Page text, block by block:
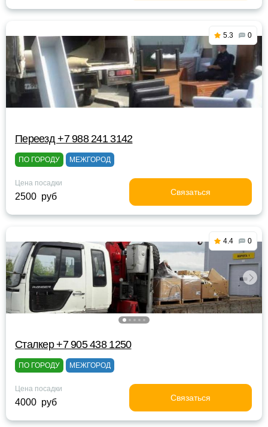
5.3 0
Переезд +7 988 241 3142
ПО ГОРОДУ МЕЖГОРОД
Цена посадки
2500 руб Связаться
4.4 0
Сталкер +7 905 438 1250
ПО ГОРОДУ МЕЖГОРОД
Цена посадки
4000 руб Связаться